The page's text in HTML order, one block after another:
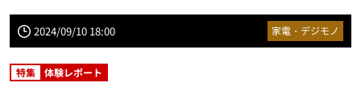
2024/09/10 18:00 家電・デジモノ
特集 体験レポート